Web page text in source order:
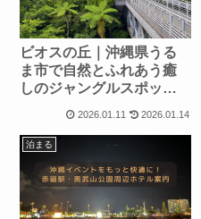
ビオスの丘｜沖縄県うる
ま市で自然とふれあう癒
しのジャングルスポット
2026.01.11 2026.01.14
泊まる